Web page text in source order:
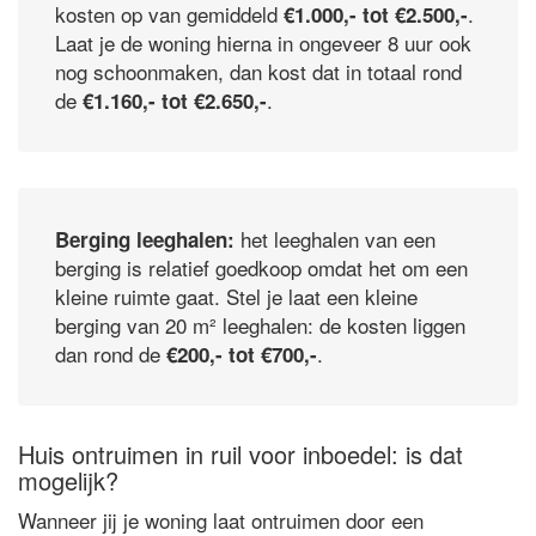
kosten op van gemiddeld €1.000,- tot €2.500,-.
Laat je de woning hierna in ongeveer 8 uur ook
nog schoonmaken, dan kost dat in totaal rond
de €1.160,- tot €2.650,-.
Berging leeghalen: het leeghalen van een
berging is relatief goedkoop omdat het om een
kleine ruimte gaat. Stel je laat een kleine
berging van 20 m² leeghalen: de kosten liggen
dan rond de €200,- tot €700,-.
Huis ontruimen in ruil voor inboedel: is dat
mogelijk?
Wanneer jij je woning laat ontruimen door een